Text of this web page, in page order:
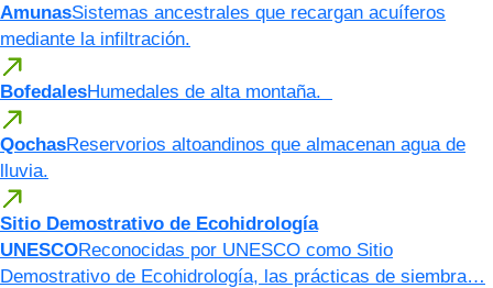
AmunasSistemas ancestrales que recargan acuíferos
mediante la infiltración.
BofedalesHumedales de alta montaña.
QochasReservorios altoandinos que almacenan agua de
lluvia.
Sitio Demostrativo de Ecohidrología
UNESCOReconocidas por UNESCO como Sitio
Demostrativo de Ecohidrología, las prácticas de siembra…